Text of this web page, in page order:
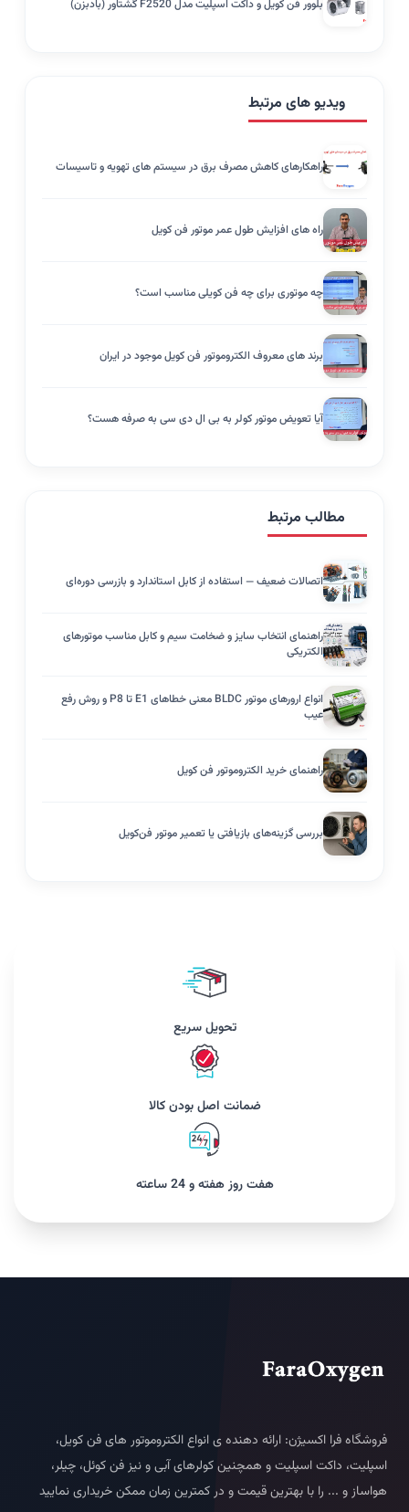
بلوور فن کویل و داکت اسپلیت مدل F2520 گشتاور (بادبزن)
ویدیو های مرتبط
راهکارهای کاهش مصرف برق در سیستم های تهویه و تاسیسات
راه های افزایش طول عمر موتور فن کویل
چه موتوری برای چه فن کویلی مناسب است؟
برند های معروف الکتروموتور فن کویل موجود در ایران
آیا تعویض موتور کولر به بی ال دی سی به صرفه هست؟
مطالب مرتبط
اتصالات ضعیف — استفاده از کابل استاندارد و بازرسی دوره‌ای
راهنمای انتخاب سایز و ضخامت سیم و کابل مناسب موتورهای
الکتریکی
انواع ارورهای موتور BLDC معنی خطاهای E1 تا P8 و روش رفع
عیب
راهنمای خرید الکتروموتور فن کویل
بررسی گزینه‌های بازیافتی یا تعمیر موتور فن‌کویل
تحویل سریع
ضمانت اصل بودن کالا
هفت روز هفته و 24 ساعته
فروشگاه فرا اکسیژن: ارائه دهنده ی انواع الکتروموتور های فن کویل،
اسپلیت، داکت اسپلیت و همچنین کولرهای آبی و نیز فن کوئل، چیلر،
هواساز و ... را با بهترین قیمت و در کمترین زمان ممکن خریداری نمایید